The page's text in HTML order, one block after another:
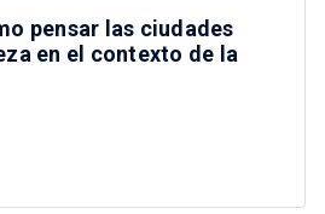
pensar las ciudades
en el contexto de la